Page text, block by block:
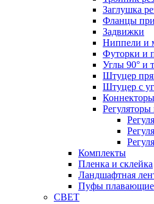
Заглушка
Фланцы
Задвижки
Ниппели и
Футорки и
Углы 90° и
Штуцер
Штуцер с
Регуляторы
Комплекты
Пленка и склейка
Ландшафтная
Пуфы плавающие
СВЕТ